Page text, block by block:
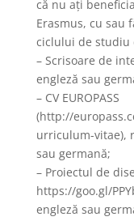
că nu ați
Erasmus, cu sau
ciclului de studiu
– Scrisoare de
engleză sau
– CV EUROPASS
(http://
urriculum-vitae),
sau germană;
– Proiectul de
https://goo.gl/
engleză sau